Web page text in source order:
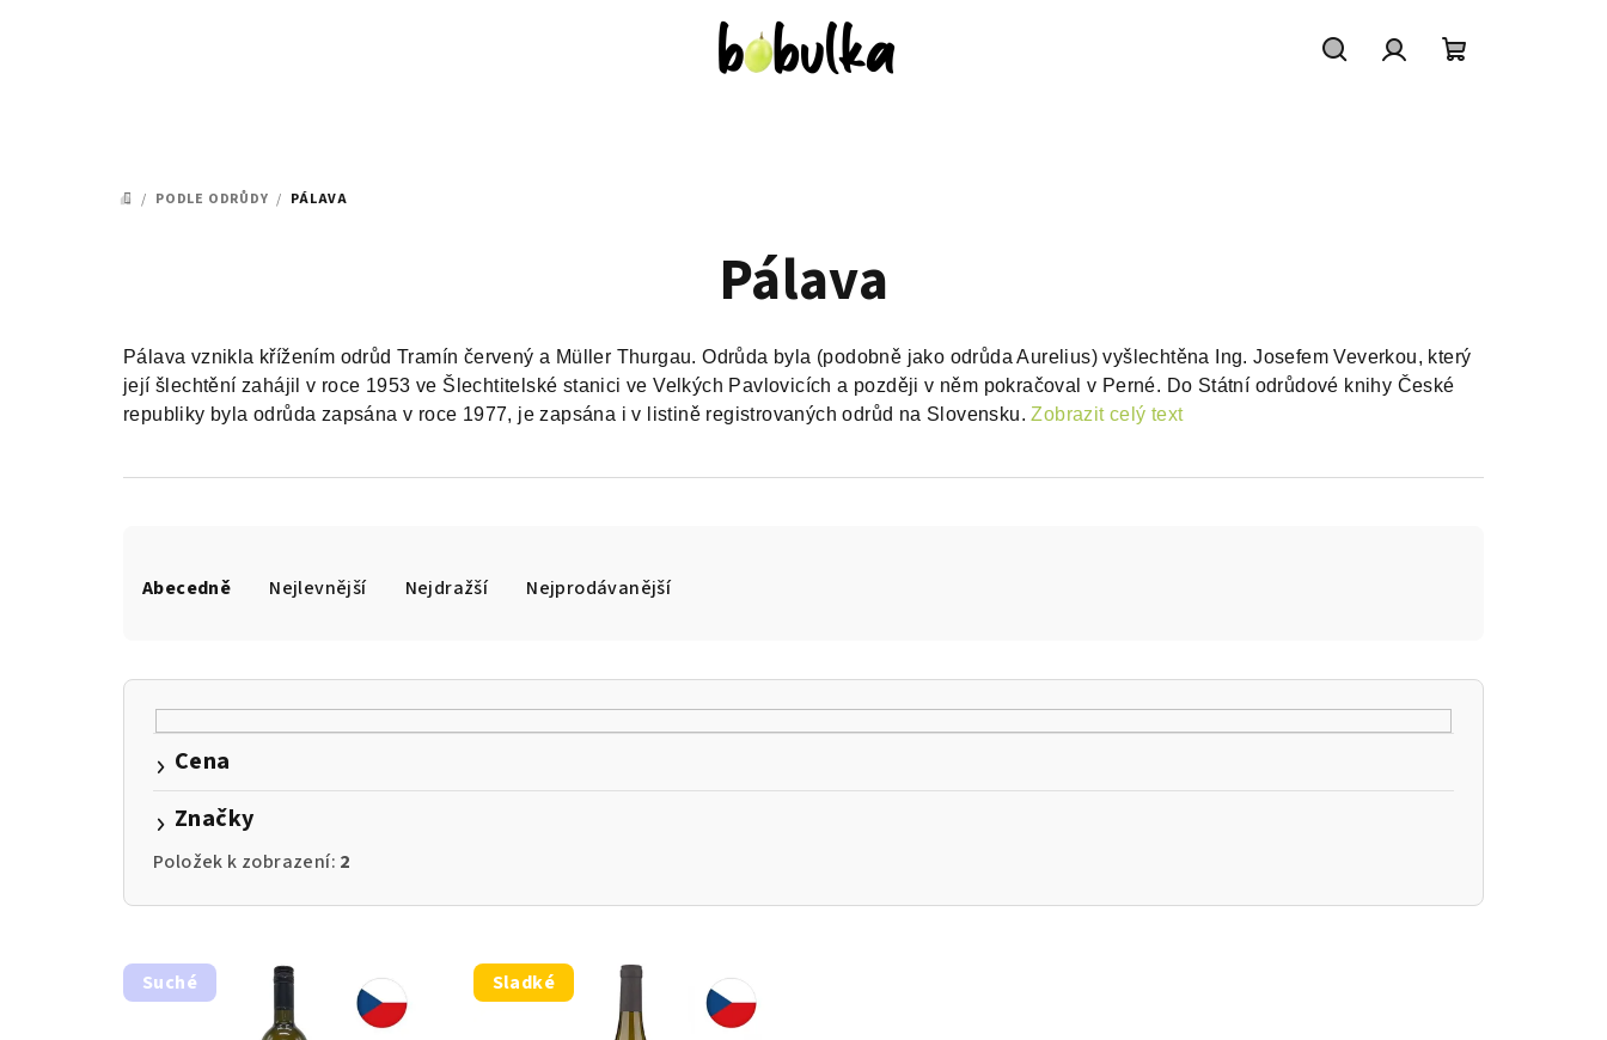
DOMŮ
/ PODLE ODRŮDY / PÁLAVA
Pálava
Pálava vznikla křížením odrůd Tramín červený a Müller Thurgau. Odrůda byla (podobně jako odrůda Aurelius) vyšlechtěna Ing. Josefem Veverkou, který
její šlechtění zahájil v roce 1953 ve Šlechtitelské stanici ve Velkých Pavlovicích a později v něm pokračoval v Perné. Do Státní odrůdové knihy České
republiky byla odrůda zapsána v roce 1977, je zapsána i v listině registrovaných odrůd na Slovensku.Zobrazit celý text
a
e
o
d
u
Abecedně Nejlevnější Nejdražší Nejprodávanější
Cena
Značky
Položek k zobrazení: 2
V
ý
Suché Sladké